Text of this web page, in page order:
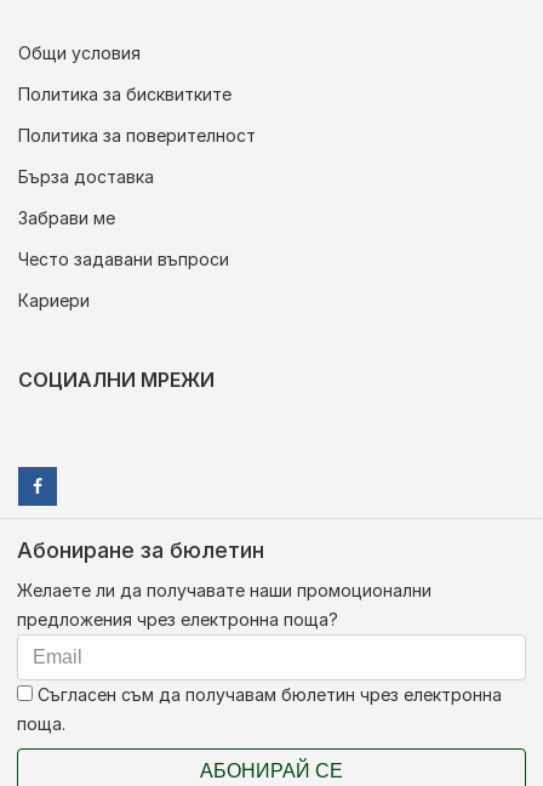
Общи условия
Политика за бисквитките
Политика за поверителност
Бърза доставка
Забрави ме
Често задавани въпроси
Кариери
СОЦИАЛНИ МРЕЖИ
Абониране за бюлетин
Желаете ли да получавате наши промоционални
предложения чрез електронна поща?
Съгласен съм да получавам бюлетин чрез електронна
поща.
АБОНИРАЙ СЕ